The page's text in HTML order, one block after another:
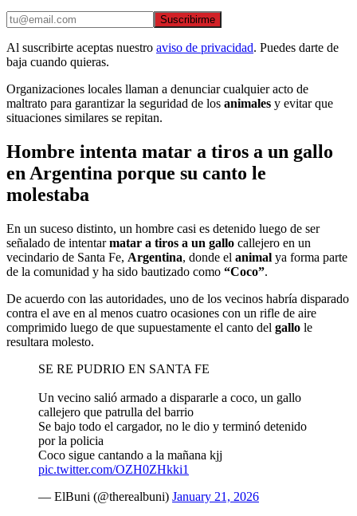
Suscribirme
Al suscribirte aceptas nuestro aviso de privacidad. Puedes darte de
baja cuando quieras.
Organizaciones locales llaman a denunciar cualquier acto de
maltrato para garantizar la seguridad de los animales y evitar que
situaciones similares se repitan.
Hombre intenta matar a tiros a un gallo
en Argentina porque su canto le
molestaba
En un suceso distinto, un hombre casi es detenido luego de ser
señalado de intentarmatar a tiros a un gallo callejero en un
vecindario de Santa Fe, Argentina, donde el animal ya forma parte
de la comunidad y ha sido bautizado como “Coco”.
De acuerdo con las autoridades, uno de los vecinos habría disparado
contra el ave en al menos cuatro ocasiones con un rifle de aire
comprimido luego de que supuestamente el canto del gallo le
resultara molesto.
SE RE PUDRIO EN SANTA FE
Un vecino salió armado a dispararle a coco, un gallo
callejero que patrulla del barrio
Se bajo todo el cargador, no le dio y terminó detenido
por la policia
Coco sigue cantando a la mañana kjj
pic.twitter.com/OZH0ZHkki1
— ElBuni (@therealbuni) January 21, 2026